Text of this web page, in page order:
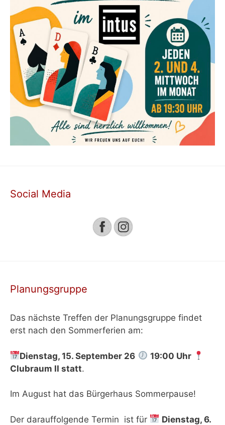
Social Media
Planungsgruppe
Das nächste Treffen der Planungsgruppe findet
erst nach den Sommerferien am:
Dienstag, 15. September 26
19:00 Uhr
Clubraum II statt.
Im August hat das Bürgerhaus Sommerpause!
Der darauffolgende Termin ist für
Dienstag, 6.